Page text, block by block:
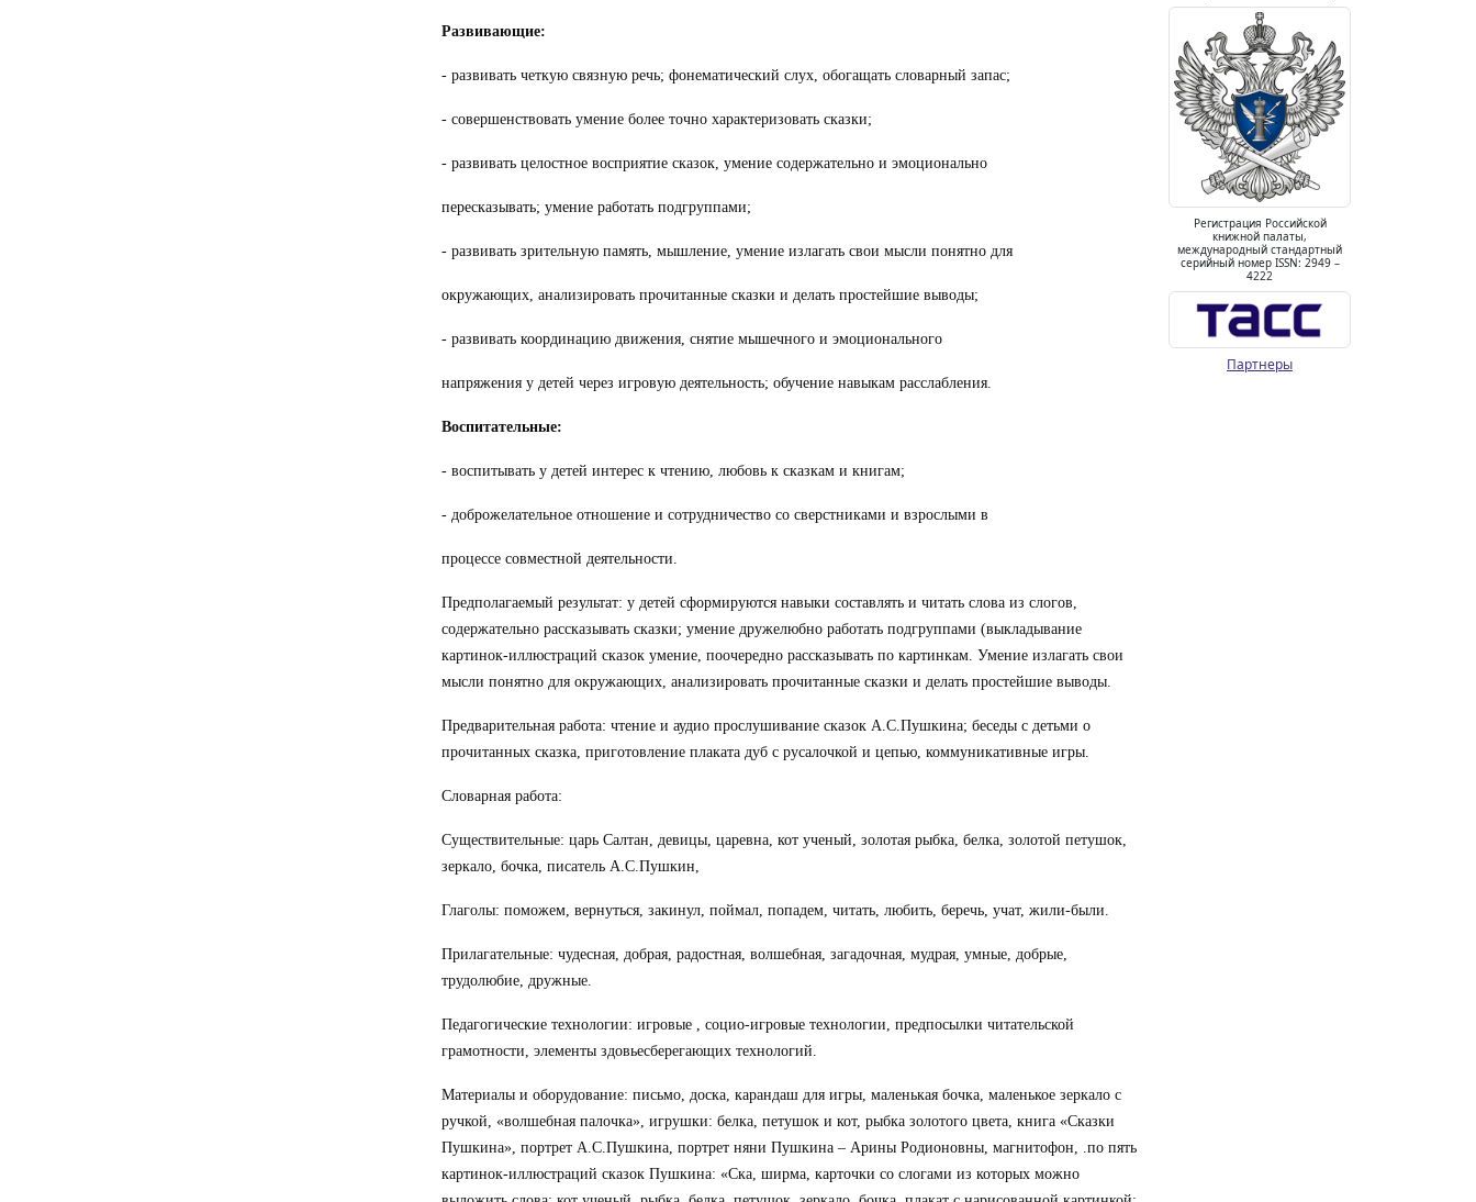
Развивающие:
- развивать четкую связную речь; фонематический слух, обогащать словарный запас;
- совершенствовать умение более точно характеризовать сказки;
- развивать целостное восприятие сказок, умение содержательно и эмоционально
пересказывать; умение работать подгруппами;
- развивать зрительную память, мышление, умение излагать свои мысли понятно для
окружающих, анализировать прочитанные сказки и делать простейшие выводы;
- развивать координацию движения, снятие мышечного и эмоционального
напряжения у детей через игровую деятельность; обучение навыкам расслабления.
Воспитательные:
- воспитывать у детей интерес к чтению, любовь к сказкам и книгам;
- доброжелательное отношение и сотрудничество со сверстниками и взрослыми в
процессе совместной деятельности.
Предполагаемый результат: у детей сформируются навыки составлять и читать слова из слогов,
содержательно рассказывать сказки; умение дружелюбно работать подгруппами (выкладывание
картинок-иллюстраций сказок умение, поочередно рассказывать по картинкам. Умение излагать свои
мысли понятно для окружающих, анализировать прочитанные сказки и делать простейшие выводы.
Предварительная работа: чтение и аудио прослушивание сказок А.С.Пушкина; беседы с детьми о
прочитанных сказка, приготовление плаката дуб с русалочкой и цепью, коммуникативные игры.
Словарная работа:
Существительные: царь Салтан, девицы, царевна, кот ученый, золотая рыбка, белка, золотой петушок,
зеркало, бочка, писатель А.С.Пушкин,
Глаголы: поможем, вернуться, закинул, поймал, попадем, читать, любить, беречь, учат, жили-были.
Прилагательные: чудесная, добрая, радостная, волшебная, загадочная, мудрая, умные, добрые,
трудолюбие, дружные.
Педагогические технологии: игровые , социо-игровые технологии, предпосылки читательской
грамотности, элементы здовьесберегающих технологий.
Материалы и оборудование: письмо, доска, карандаш для игры, маленькая бочка, маленькое зеркало с
ручкой, «волшебная палочка», игрушки: белка, петушок и кот, рыбка золотого цвета, книга «Сказки
Пушкина», портрет А.С.Пушкина, портрет няни Пушкина – Арины Родионовны, магнитофон, .по пять
картинок-иллюстраций сказок Пушкина: «Ска, ширма, карточки со слогами из которых можно
Регистрация Российской
книжной палаты,
международный стандартный
серийный номер ISSN: 2949 –
4222
Партнеры